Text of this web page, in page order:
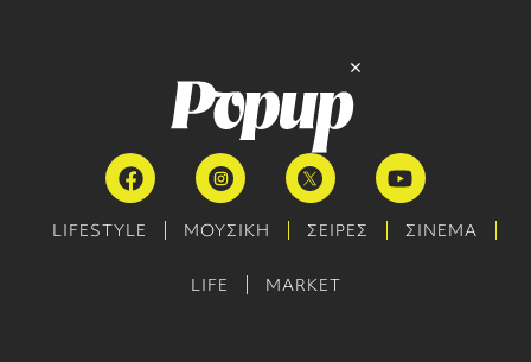
LIFESTYLE ΜΟΥΣΙΚΗ ΣΕΙΡΕΣ ΣΙΝΕΜΑ
LIFE MARKET